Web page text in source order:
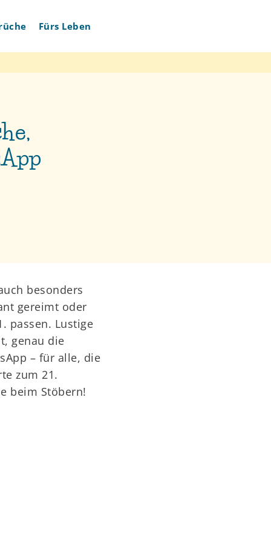
Fürs Leben
besonders
gereimt oder
passen. Lustige
genau die
– für alle, die
zum 21.
beim Stöbern!